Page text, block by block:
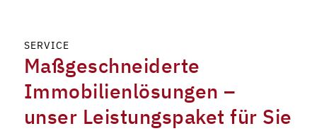
SERVICE
Maßgeschneiderte
Immobilienlösungen –
unser Leistungspaket für Sie